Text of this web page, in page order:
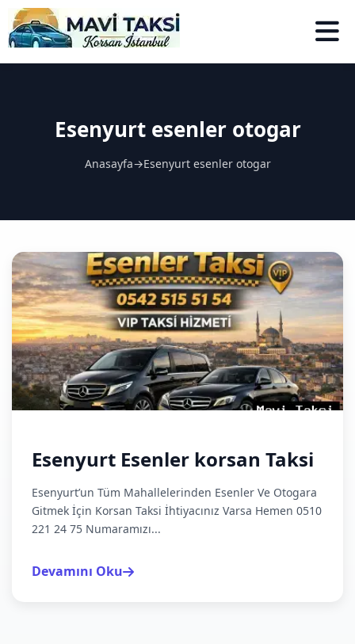
Esenyurt esenler otogar
Anasayfa→Esenyurt esenler otogar
Esenyurt Esenler korsan Taksi
Esenyurt’un Tüm Mahallelerinden Esenler Ve Otogara
Gitmek İçin Korsan Taksi İhtiyacınız Varsa Hemen 0510
221 24 75 Numaramızı...
Devamını Oku